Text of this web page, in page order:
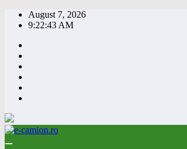
Skip
August 7, 2026
9:22:44 AM